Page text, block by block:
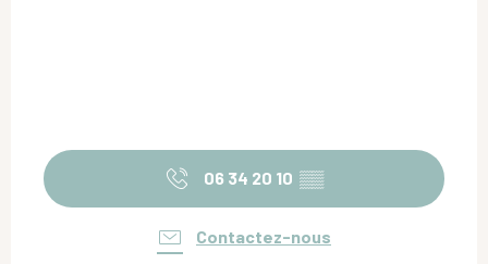
06 34 20 10 ▒▒
Contactez-nous